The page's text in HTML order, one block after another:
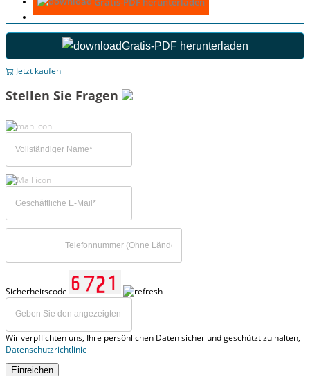
Gratis-PDF herunterladen
Jetzt kaufen
Stellen Sie Fragen
Sicherheitscode
Wir verpflichten uns, Ihre persönlichen Daten sicher und geschützt zu halten,
Datenschutzrichtlinie
Einreichen